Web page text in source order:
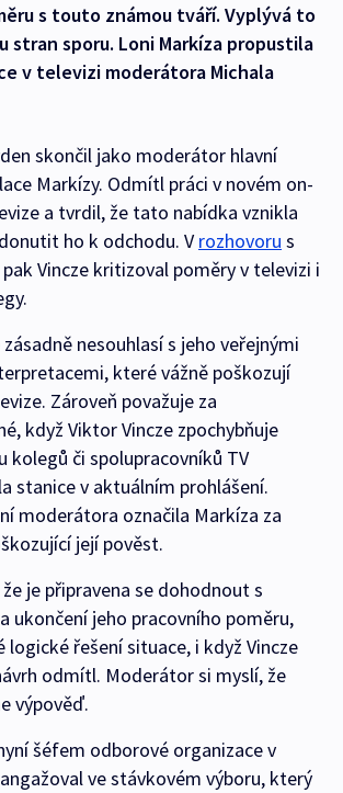
s touto známou tváří. Vyplývá to
stran sporu. Loni Markíza propustila
v televizi moderátora Michala
skončil jako moderátor hlavní
Markízy. Odmítl práci v novém on-
a tvrdil, že tato nabídka vznikla
ho k odchodu. Vrozhovoru s
Vincze kritizoval poměry v televizi i
nesouhlasí s jeho veřejnými
které vážně poškozují
Zároveň považuje za
když Viktor Vincze zpochybňuje
kolegů či spolupracovníků TV
stanice v aktuálním prohlášení.
moderátora označila Markíza za
její pověst.
je připravena se dohodnout s
ukončení jeho pracovního poměru,
logické řešení situace, i když Vincze
odmítl. Moderátor si myslí, že
výpověď.
šéfem odborové organizace v
ve stávkovém výboru, který